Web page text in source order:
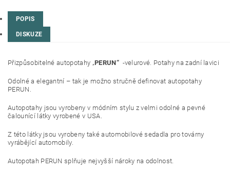
POPIS
DISKUZE
Přizpůsobitelné autopotahy „PERUN“ -velurové. Potahy na zadní lavici
Odolné a elegantní – tak je možno stručně definovat autopotahy
PERUN.
Autopotahy jsou vyrobeny v módním stylu z velmi odolné a pevné
čalounící látky vyrobené v USA.
Z této látky jsou vyrobeny také automobilové sedadla pro továrny
vyrábějící automobily.
Autopotah PERUN splňuje nejvyšší nároky na odolnost.